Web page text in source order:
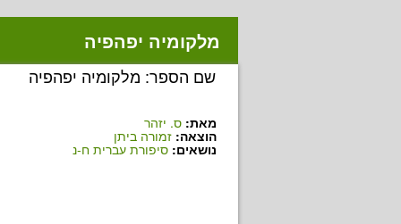
מלקומיה יפהפיה
שם הספר: מלקומיה יפהפיה
מאת: ס. יזהר
הוצאה: זמורה ביתן
נושאים: סיפורת עברית ח-נ